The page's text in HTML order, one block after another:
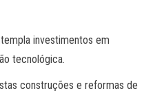
investimentos em
tecnológica.
construções e reformas de